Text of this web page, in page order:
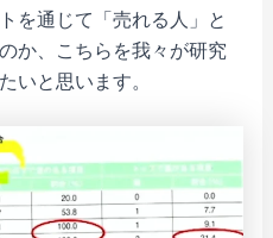
を通じて「売れる人」と
か、こちらを我々が研究
いと思います。